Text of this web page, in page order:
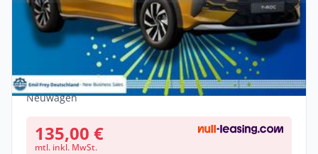
Privat Deal
Volkswagen T-Roc 1.5 eTSI OPF DSG R-
Benzin •Automatik •150 PS (110 kW)
Neuwagen
135,00 €
mtl. inkl. MwSt.